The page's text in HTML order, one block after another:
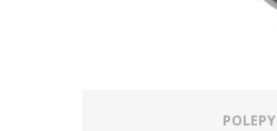
POLEPY